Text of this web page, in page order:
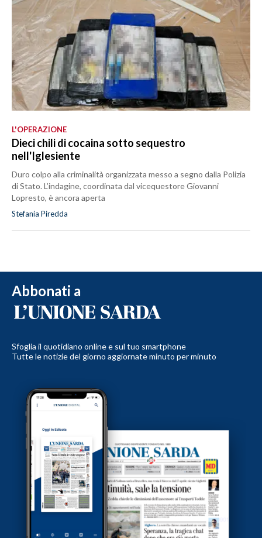
L'OPERAZIONE
Dieci chili di cocaina sotto sequestro
nell'Iglesiente
Duro colpo alla criminalità organizzata messo a segno dalla Polizia
di Stato. L’indagine, coordinata dal vicequestore Giovanni
Lopresto, è ancora aperta
Stefania Piredda
Abbonati a
Sfoglia il quotidiano online e sul tuo smartphone
Tutte le notizie del giorno aggiornate minuto per minuto